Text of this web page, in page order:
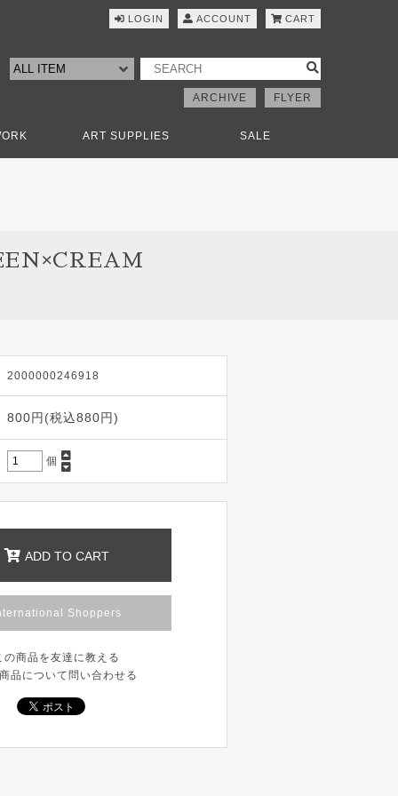
LOGIN ACCOUNT CART
ARCHIVE FLYER
ART SUPPLIES SALE
2000000246918
800円(税込880円)
個
ADD TO CART
Shoppers
の商品を友達に教える
品について問い合わせる